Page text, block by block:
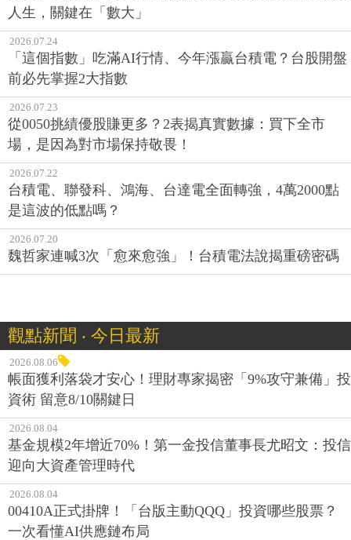
人生，關鍵在「數大」
2026.07.24
「這個指數」吃滿AI行情、今年漲贏台積電？台股開盤
前必先掌握2大指數
2026.07.23
從0050挑績優股賺更多？2表揭真實數據：買下全市
場，是因為對市場保持敬畏！
2026.07.22
台積電、聯發科、鴻海、台達電全面轉強，4萬2000點
是這波的低點嗎？
2026.07.20
魏哲家連喊3次「愈來愈強」！台積電法說揭重磅密碼
觀點新聞 ‧ 今日最新
2026.08.06
帳面獲利落袋才安心！理財專家揭密「9%攻守兼備」投
資術 留意8/10關鍵日
2026.08.04
基金規模2年增近70%！第一金投信董事長尤昭文：投信
迎向大資產管理時代
2026.08.04
00410A正式掛牌！「台版主動QQQ」投資哪些股票？
一次看懂AI供應鏈布局